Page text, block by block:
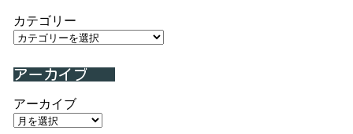
カテゴリー
アーカイブ
アーカイブ